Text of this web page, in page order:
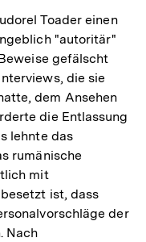
Toader einen
"autoritär"
gefälscht
die sie
dem Ansehen
die Entlassung
lehnte das
rumänische
mit
ist, dass
der
Nach